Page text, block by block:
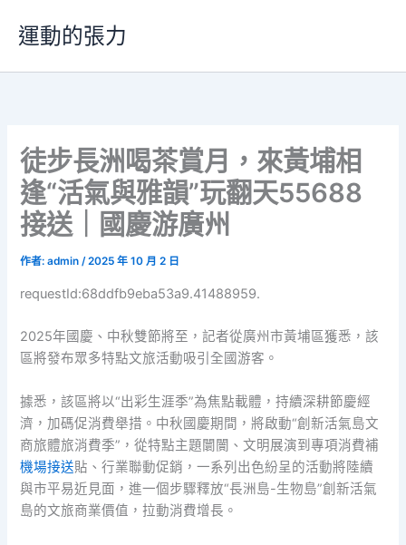
要
運動的張力
徒步長洲喝茶賞月，來黃埔相
逢“活氣與雅韻”玩翻天55688
接送｜國慶游廣州
作者:admin/2025 年 10 月 2 日
requestId:68ddfb9eba53a9.41488959.
2025年國慶、中秋雙節將至，記者從廣州市黃埔區獲悉，該
區將發布眾多特點文旅活動吸引全國游客。
據悉，該區將以“出彩生涯季”為焦點載體，持續深耕節慶經
濟，加碼促消費舉措。中秋國慶期間，將啟動“創新活氣島文
商旅體旅消費季”，從特點主題闤闠、文明展演到專項消費補
機場接送貼、行業聯動促銷，一系列出色紛呈的活動將陸續
與市平易近見面，進一個步驟釋放“長洲島-生物島”創新活氣
島的文旅商業價值，拉動消費增長。